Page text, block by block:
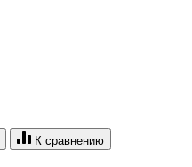
К сравнению